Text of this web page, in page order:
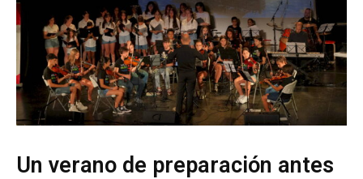
Un verano de preparación antes